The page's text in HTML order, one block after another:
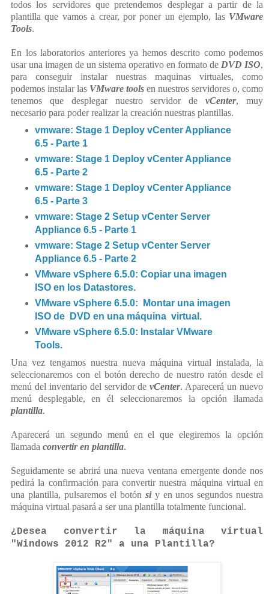
todos los servidores que pretendemos desplegar a partir de la
plantilla que vamos a crear, por poner un ejemplo, las VMware
Tools.
En los laboratorios anteriores ya hemos descrito como podemos
usar una imagen de un sistema operativo en formato de DVD ISO,
para conseguir instalar nuestras maquinas virtuales, como
podemos instalar las VMware tools en nuestros servidores o, como
tenemos que desplegar nuestro servidor devCenter, muy
necesario para poder realizar la creación nuestras plantillas.
vmware: Stage 1 Deploy vCenter Appliance
6.5 - Parte 1
vmware: Stage 1 Deploy vCenter Appliance
6.5 - Parte 2
vmware: Stage 1 Deploy vCenter Appliance
6.5 - Parte 3
vmware: Stage 2 Setup vCenter Server
Appliance 6.5 - Parte 1
vmware: Stage 2 Setup vCenter Server
Appliance 6.5 - Parte 2
VMware vSphere 6.5.0: Copiar una imagen
ISO en los Datastores.
VMware vSphere 6.5.0: Montar una imagen
ISO de DVD en una máquina virtual.
VMware vSphere 6.5.0: Instalar VMware
Tools.
Una vez tengamos nuestra nueva máquina virtual instalada, la
seleccionaremos con el botón derecho de nuestro ratón desde el
menú del inventario del servidor devCenter. Aparecerá un nuevo
menú desplegable, en él seleccionaremos la opción llamada
plantilla.
Aparecerá un segundo menú en el que elegiremos la opción
llamada convertir en plantilla.
Seguidamente se abrirá una nueva ventana emergente donde nos
pedirá la confirmación para convertir nuestra máquina virtual en
una plantilla, pulsaremos el botón si y en unos segundos nuestra
máquina virtual pasará a ser una plantilla totalmente funcional.
¿Desea convertir la máquina virtual
"Windows 2012 R2" a una Plantilla?